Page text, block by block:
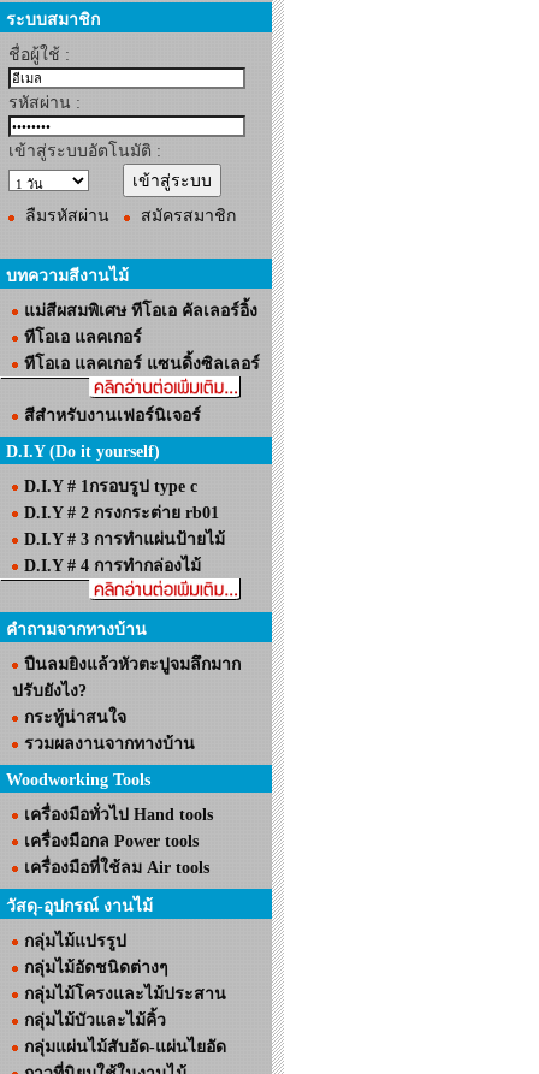
ระบบสมาชิก
ชื่อผู้ใช้ :
รหัสผ่าน :
เข้าสู่ระบบอัตโนมัติ :
ลืมรหัสผ่าน สมัครสมาชิก
บทความสีงานไม้
แม่สีผสมพิเศษ ทีโอเอ คัลเลอร์อิ้ง
ทีโอเอ แลคเกอร์
ทีโอเอ แลคเกอร์ แซนดิ้งซิลเลอร์
สีสำหรับงานเฟอร์นิเจอร์
D.I.Y (Do it yourself)
D.I.Y # 1กรอบรูป type c
D.I.Y # 2 กรงกระต่าย rb01
D.I.Y # 3 การทำแผ่นป้ายไม้
D.I.Y # 4 การทำกล่องไม้
คำถามจากทางบ้าน
ปืนลมยิงแล้วหัวตะปูจมลึกมาก
ปรับยังไง?
กระทู้น่าสนใจ
รวมผลงานจากทางบ้าน
Woodworking Tools
เครื่องมือทั่วไป Hand tools
เครื่องมือกล Power tools
เครื่องมือที่ใช้ลม Air tools
วัสดุ-อุปกรณ์ งานไม้
กลุ่มไม้แปรรูป
กลุ่มไม้อัดชนิดต่างๆ
กลุ่มไม้โครงและไม้ประสาน
กลุ่มไม้บัวและไม้คิ้ว
กลุ่มแผ่นไม้สับอัด-แผ่นไยอัด